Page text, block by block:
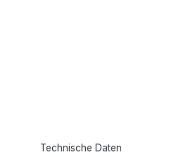
Technische Daten